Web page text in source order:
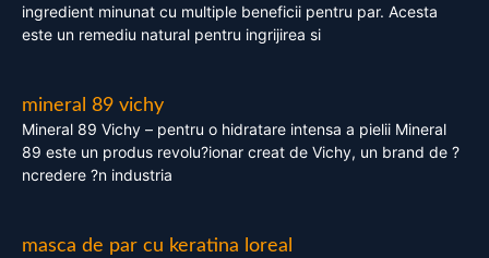
ingredient minunat cu multiple beneficii pentru par. Acesta
este un remediu natural pentru ingrijirea si
mineral 89 vichy
Mineral 89 Vichy – pentru o hidratare intensa a pielii Mineral
89 este un produs revolu?ionar creat de Vichy, un brand de ?
ncredere ?n industria
masca de par cu keratina loreal